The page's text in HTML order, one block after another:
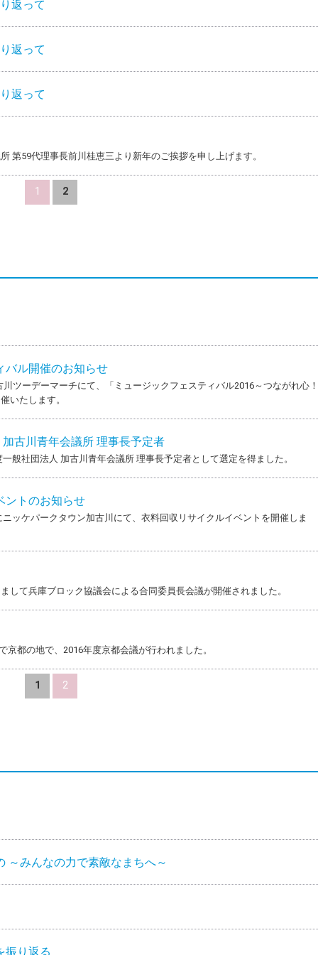
返って
返って
返って
第59代理事長前川桂恵三より新年のご挨拶を申し上げます。
1 2
バル開催のお知らせ
ツーデーマーチにて、「ミュージックフェスティバル2016～つながれ心！
いたします。
古川青年会議所 理事長予定者
般社団法人 加古川青年会議所 理事長予定者として選定を得ました。
ントのお知らせ
ッケパークタウン加古川にて、衣料回収リサイクルイベントを開催しま
して兵庫ブロック協議会による合同委員長会議が開催されました。
京都の地で、2016年度京都会議が行われました。
1 2
～みんなの力で素敵なまちへ～
振り返る